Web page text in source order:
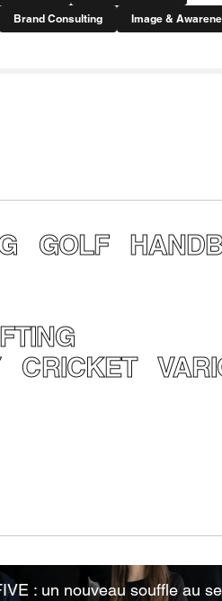
Brand Consulting Image &
GOLF
CRICKET
: un nouveau souffle au